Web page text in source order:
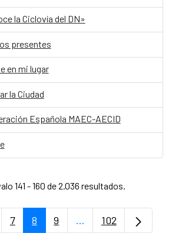
la Ciclovía del DN»
presentes
en mi lugar
la Ciudad
Española MAEC-AECID
141 - 160 de 2.036 resultados.
intermedias Use TAB para
Página
7 Página
8 Página
9 ...PáginasPágina
102